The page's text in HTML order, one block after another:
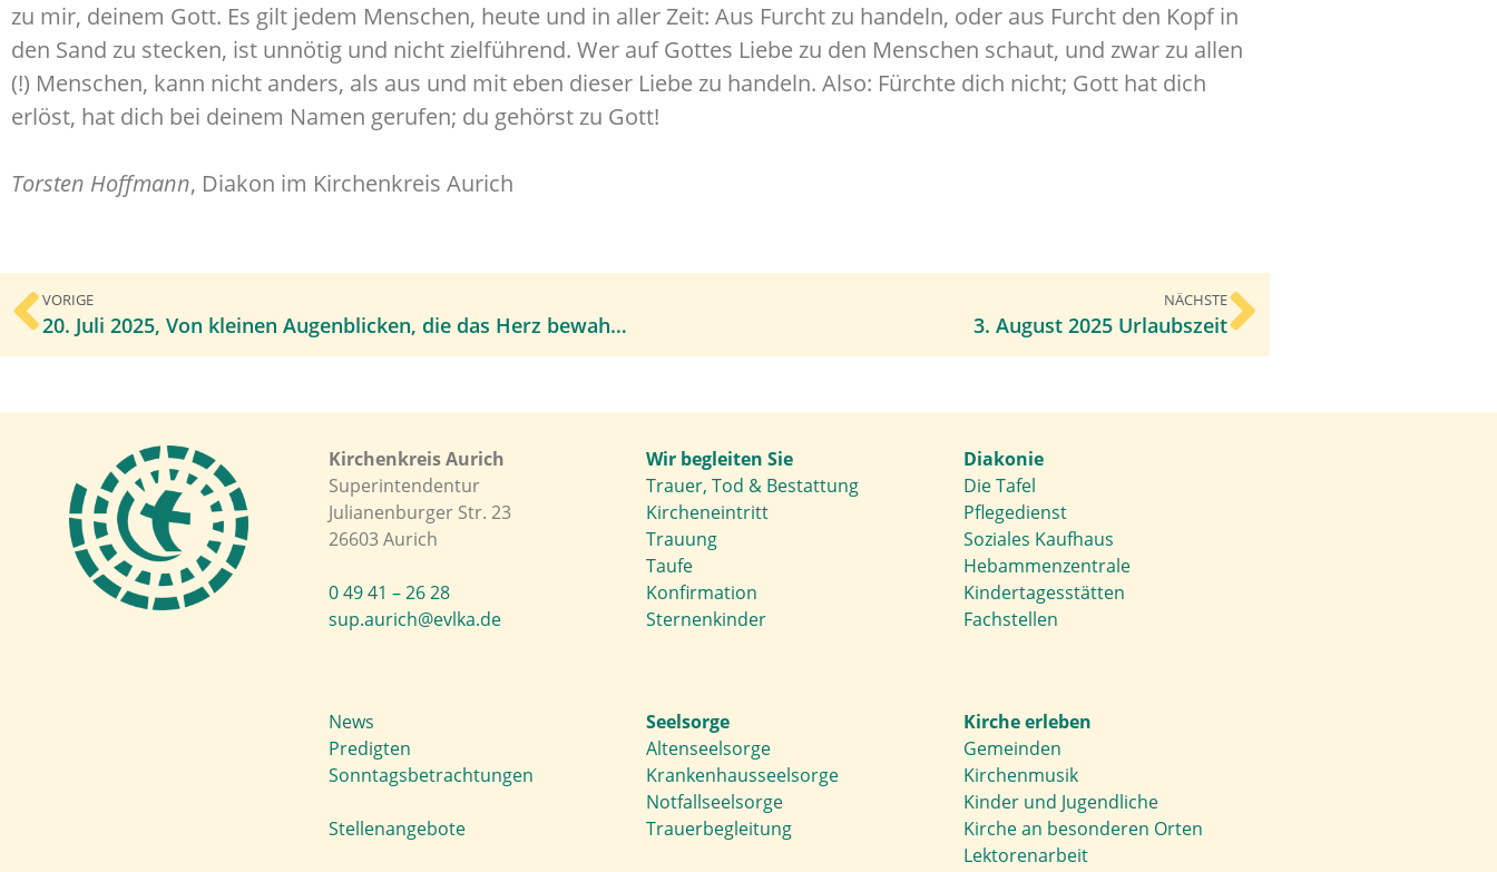
zu mir, deinem Gott. Es gilt jedem Menschen, heute und in aller Zeit: Aus Furcht zu handeln, oder aus Furcht den Kopf in
den Sand zu stecken, ist unnötig und nicht zielführend. Wer auf Gottes Liebe zu den Menschen schaut, und zwar zu allen
(!) Menschen, kann nicht anders, als aus und mit eben dieser Liebe zu handeln. Also: Fürchte dich nicht; Gott hat dich
erlöst, hat dich bei deinem Namen gerufen; du gehörst zu Gott!
Torsten Hoffmann, Diakon im Kirchenkreis Aurich
VORIGE
20. Juli 2025, Von kleinen Augenblicken, die das Herz bewahren möchte
NÄCHSTE
3. August 2025 Urlaubszeit
Kirchenkreis Aurich
Superintendentur
Julianenburger Str. 23
26603 Aurich
0 49 41 – 26 28
sup.aurich@evlka.de
Wir begleiten Sie
Trauer, Tod & Bestattung
Kircheneintritt
Trauung
Taufe
Konfirmation
Sternenkinder
Diakonie
Die Tafel
Pflegedienst
Soziales Kaufhaus
Hebammenzentrale
Kindertagesstätten
Fachstellen
News
Predigten
Sonntagsbetrachtungen
Stellenangebote
Seelsorge
Altenseelsorge
Krankenhausseelsorge
Notfallseelsorge
Trauerbegleitung
Kirche erleben
Gemeinden
Kirchenmusik
Kinder und Jugendliche
Kirche an besonderen Orten
Lektorenarbeit